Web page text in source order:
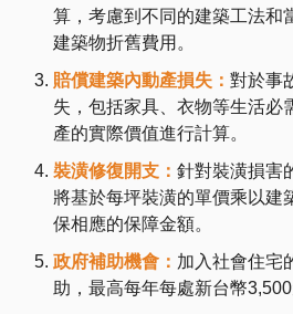
算，考慮到不同的建築工法和
建築物折舊費用。
賠償建築內動產損失： 對於事
失，包括家具、衣物等生活必
產的實際價值進行計算。
裝潢修復開支： 針對裝潢損害
將基於每坪裝潢的單價乘以建
保相應的保障金額。
政府補助機會： 加入社會住宅
助，最高每年每處新台幣3,500